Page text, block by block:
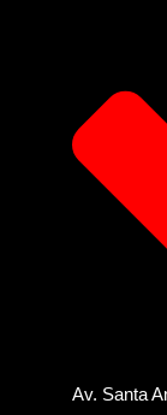
Av. Santa